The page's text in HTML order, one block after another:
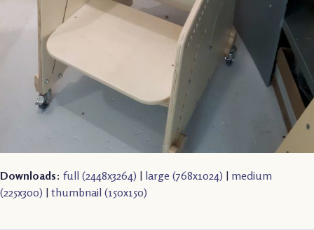
Downloads: full (2448x3264) | large (768x1024) | medium
(225x300) | thumbnail (150x150)